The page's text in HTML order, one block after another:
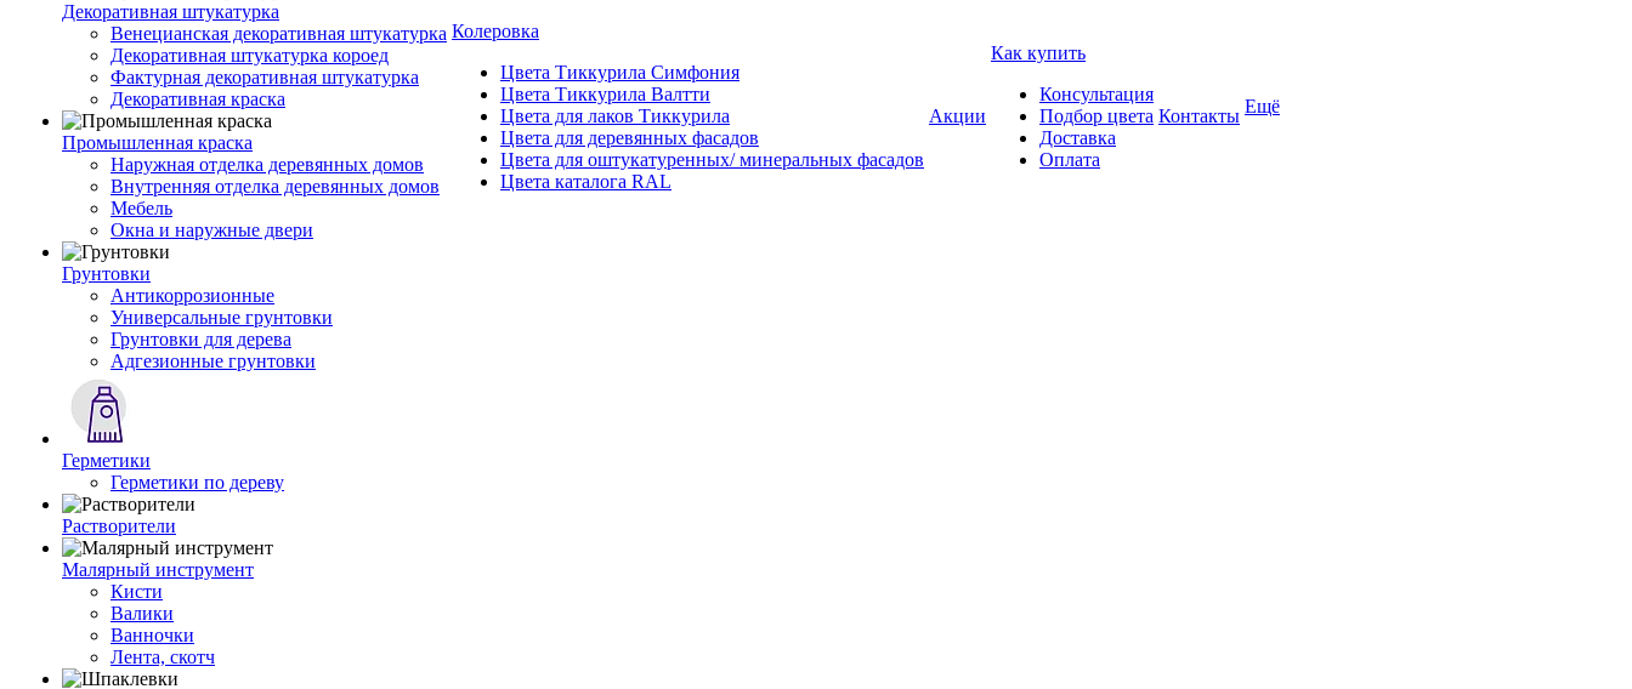
Декоративная штукатурка
Венецианская декоративная штукатурка
Декоративная штукатурка короед
Фактурная декоративная штукатурка
Декоративная краска
Промышленная краска
Наружная отделка деревянных домов
Внутренняя отделка деревянных домов
Мебель
Окна и наружные двери
Грунтовки
Антикоррозионные
Универсальные грунтовки
Грунтовки для дерева
Адгезионные грунтовки
Герметики
Герметики по дереву
Растворители
Малярный инструмент
Кисти
Валики
Ванночки
Лента, скотч
Колеровка
Цвета Тиккурила Симфония
Цвета Тиккурила Валтти
Цвета для лаков Тиккурила
Цвета для деревянных фасадов
Цвета для оштукатуренных/ минеральных фасадов
Цвета каталога RAL
Акции
Как купить
Консультация
Подбор цвета
Доставка
Оплата
Контакты Ещё